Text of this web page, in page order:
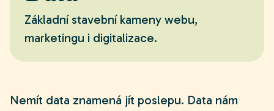
Základní stavební kameny webu,
marketingu i digitalizace.
Nemít data znamená jít poslepu. Data nám